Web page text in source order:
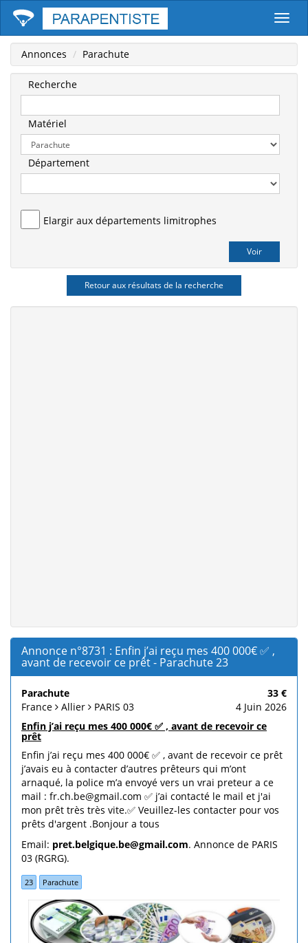
Annonces Parachute
Recherche
Matériel
Département
Elargir aux départements limitrophes
Retour aux résultats de la recherche
Annonce n°8731 : Enfin j’ai reçu mes 400 000€ ✅ ,
avant de recevoir ce prêt - Parachute 23
Parachute
33 €
France
Allier PARIS 03
4 Juin 2026
Enfin j’ai reçu mes 400 000€ ✅ , avant de recevoir ce
prêt
Enfin j’ai reçu mes 400 000€ ✅ , avant de recevoir ce prêt
j’avais eu à contacter d’autres prêteurs qui m’ont
arnaqué, la police m’a envoyé vers un vrai preteur a ce
mail : fr.ch.be@gmail.com ✅ j’ai contacté le mail et j'ai
mon prêt très très vite.✅ Veuillez-les contacter pour vos
prêts d'argent .Bonjour a tous
Email: pret.belgique.be@gmail.com. Annonce de PARIS
03 (RGRG).
23 Parachute